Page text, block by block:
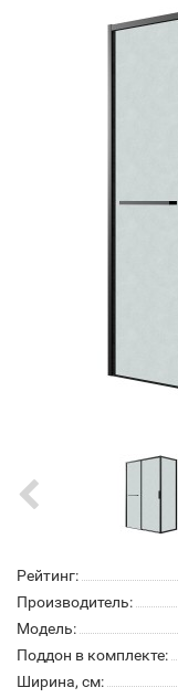
Рейтинг:
Производитель:
Модель:
Поддон в комплекте:
Ширина, см: